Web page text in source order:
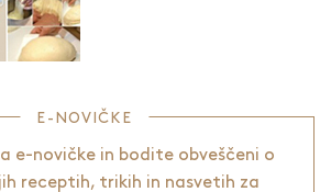
E-NOVIČKE
e-novičke in bodite obveščeni o
receptih, trikih in nasvetih za